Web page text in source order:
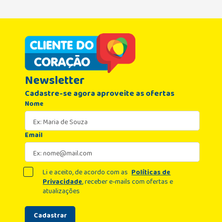
Newsletter
Cadastre-se agora aproveite as ofertas
Nome
Email
Cadastrar
Li e aceito, de acordo com as Políticas de
Privacidade, receber e-mails com ofertas e
atualizações